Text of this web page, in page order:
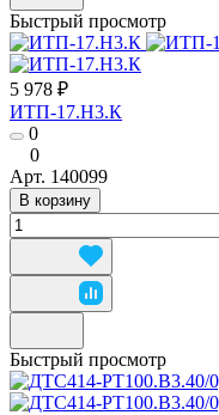
Быстрый просмотр
5 978 ₽
ИТП-17.Н3.К
0
0
Арт. 140099
В корзину
Быстрый просмотр